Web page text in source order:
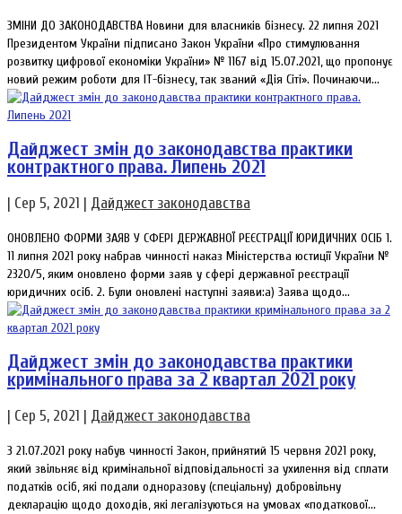
ЗМІНИ ДО ЗАКОНОДАВСТВА Новини для власників бізнесу. 22 липня 2021
Президентом України підписано Закон України «Про стимулювання
розвитку цифрової економіки України» № 1167 від 15.07.2021, що пропонує
новий режим роботи для ІТ-бізнесу, так званий «Дія Сіті». Починаючи...
Дайджест змін до законодавства практики
контрактного права. Липень 2021
| Сер 5, 2021 | Дайджест законодавства
ОНОВЛЕНО ФОРМИ ЗАЯВ У СФЕРІ ДЕРЖАВНОЇ РЕЄСТРАЦІЇ ЮРИДИЧНИХ ОСІБ 1.
11 липня 2021 року набрав чинності наказ Міністерства юстиції України №
2320/5, яким оновлено форми заяв у сфері державної реєстрації
юридичних осіб. 2. Були оновлені наступні заяви:a) Заява щодо...
Дайджест змін до законодавства практики
кримінального права за 2 квартал 2021 року
| Сер 5, 2021 | Дайджест законодавства
З 21.07.2021 року набув чинності Закон, прийнятий 15 червня 2021 року,
який звільняє від кримінальної відповідальності за ухилення від сплати
податків осіб, які подали одноразову (спеціальну) добровільну
декларацію щодо доходів, які легалізуються на умовах «податкової...